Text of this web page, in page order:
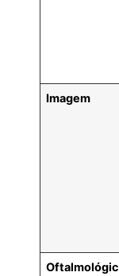
Imagem
Oftalmológic